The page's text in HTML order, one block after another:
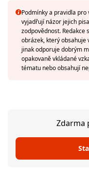
Podmínky a pravidla
vyjadřují názor jejich
zodpovědnost. Redakce
obrázek, který obsahuje
jinak odporuje dobrým
opakovaně vkládané
tématu nebo obsahují
Zdarma